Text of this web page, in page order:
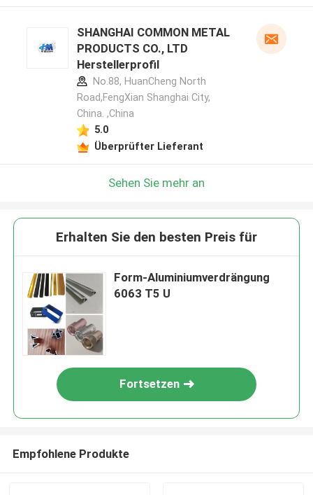
SHANGHAI COMMON METAL
PRODUCTS CO., LTD
Herstellerprofil
No.88, HuanCheng North
Road,FengXian Shanghai City,
China. ,China
5.0
Überprüfter Lieferant
Sehen Sie mehr an
Erhalten Sie den besten Preis für
Form-Aluminiumverdrängung
6063 T5 U
Fortsetzen
Empfohlene Produkte